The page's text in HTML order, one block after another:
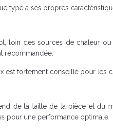
type a ses propres
loin des sources de chaleur
recommandée.
est fortement conseillé pour les
de la taille de la pièce et du
pour une performance optimale.